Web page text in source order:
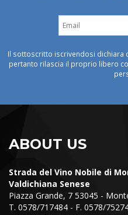
Il sottoscritto iscrivendosi dichiara
pertanto rilascia il proprio libero
ABOUT US
Strada del Vino Nobile di
Valdichiana Senese
Piazza Grande, 7 53045 -
T. 0578/717484 - F. 0578/